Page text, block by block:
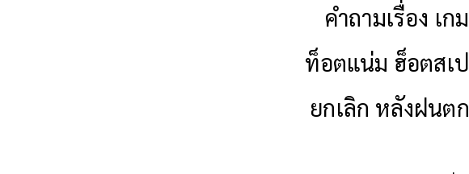
คำถามเรื่อง เ
ท็อตแน่ม ฮ็อตสเ
ยกเลิก หลังฝน